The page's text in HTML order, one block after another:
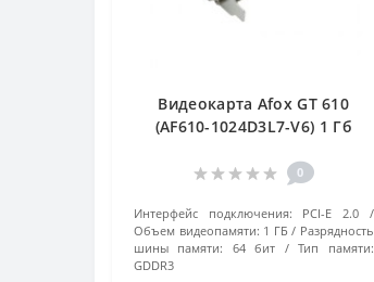
Видеокарта Afox GT 610
(AF610-1024D3L7-V6) 1 Гб
0
Интерфейс подключения:
PCI-E 2.0
Объем видеопамяти: 1 ГБ
Разрядность
шины памяти:
64 бит
Тип памяти:
GDDR3